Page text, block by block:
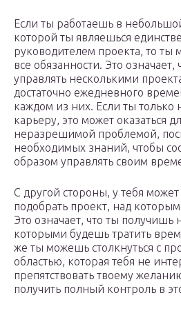
Если ты работаешь в
которой ты являешься
руководителем проекта, то ты
все обязанности. Это означает,
управлять несколькими
достаточно ежедневного
каждом из них. Если ты только
карьеру, это может оказаться
неразрешимой проблемой,
необходимых знаний, чтобы
образом управлять своим
С другой стороны, у тебя может
подобрать проект, над
Это означает, что ты
которыми будешь тратить
же ты можешь столкнуться с
областью, которая тебя не
препятствовать твоему
получить полный контроль в